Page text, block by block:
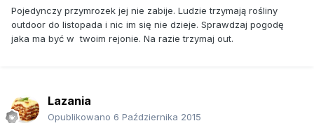
Pojedynczy przymrozek jej nie zabije. Ludzie trzymają rośliny
outdoor do listopada i nic im się nie dzieje. Sprawdzaj pogodę
jaka ma być w twoim rejonie. Na razie trzymaj out.
Lazania
Opublikowano 6 Października 2015